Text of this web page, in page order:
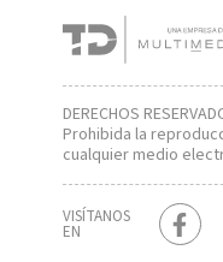
DERECHOS
Prohibida la
cualquier medio
VISÍTANOS
EN